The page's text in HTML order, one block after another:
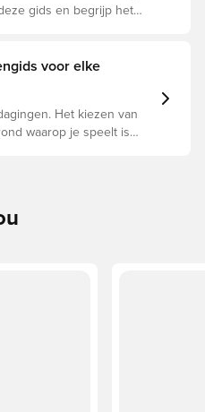
gids en begrijp het
voor elke
Het kiezen van
waarop je speelt is